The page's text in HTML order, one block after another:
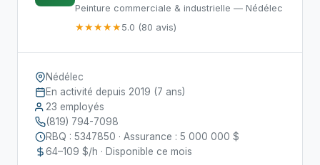
Peinture commerciale & industrielle — Nédélec
★★★★★5.0 (80 avis)
Nédélec
En activité depuis 2019 (7 ans)
23 employés
(819) 794-7098
RBQ : 5347850 · Assurance : 5 000 000 $
64–109 $/h · Disponible ce mois